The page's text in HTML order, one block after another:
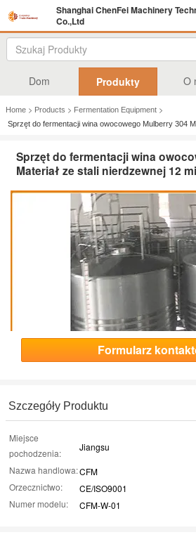
Shanghai ChenFei Machinery
Co.,Ltd
Dom Produkty O
Home > Products > Fermentation Equipment >
Sprzęt do fermentacji wina owocowego Mulberry 304
Sprzęt do fermentacji wina
Materiał ze stali nierdzewnej 12
Formularz
Szczegóły Produktu
Miejsce
pochodzenia:
Jiangsu
Nazwa handlowa:CFM
Orzecznictwo:
CE/ISO9001
Numer modelu:
CFM-W-01